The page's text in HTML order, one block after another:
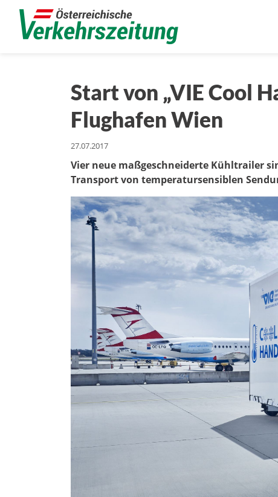
Start von „VIE Cool
Flughafen Wien
27.07.2017
Vier neue maßgeschneiderte Kühltrailer
Transport von temperatursensiblen